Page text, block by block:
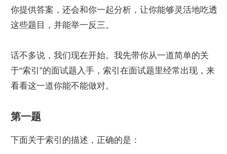
你提供答案，还会和你一起分析，让你能够灵活地吃透
这些题目，并能举一反三。
话不多说，我们现在开始。我先带你从一道简单的关
于“索引”的面试题入手，索引在面试题里经常出现，来
看看这一道你能不能做对。
第一题
下面关于索引的描述，正确的是：